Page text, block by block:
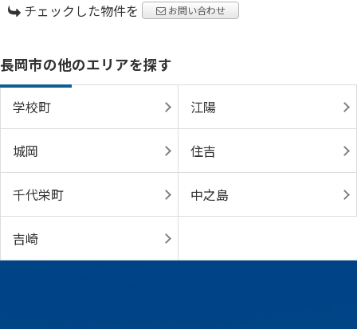
チェックした物件を お問い合わせ
長岡市の他のエリアを探す
学校町 江陽
城岡 住吉
千代栄町 中之島
吉崎